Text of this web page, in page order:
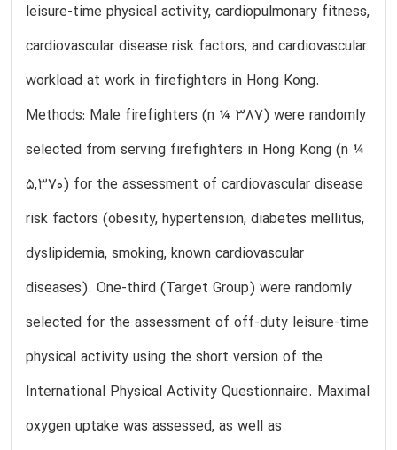
leisure-time physical activity, cardiopulmonary fitness,
cardiovascular disease risk factors, and cardiovascular
workload at work in firefighters in Hong Kong.
Methods: Male firefighters (n ¼ 387) were randomly
selected from serving firefighters in Hong Kong (n ¼
5,370) for the assessment of cardiovascular disease
risk factors (obesity, hypertension, diabetes mellitus,
dyslipidemia, smoking, known cardiovascular
diseases). One-third (Target Group) were randomly
selected for the assessment of off-duty leisure-time
physical activity using the short version of the
International Physical Activity Questionnaire. Maximal
oxygen uptake was assessed, as well as